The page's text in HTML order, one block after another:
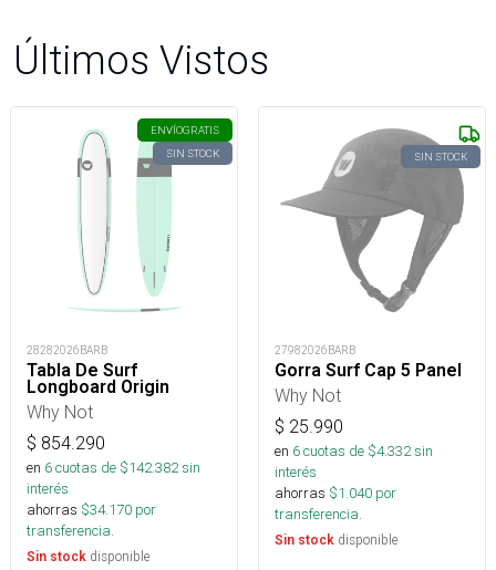
Últimos Vistos
ENVÍOGRATIS
SIN STOCK
28282026BARB
Tabla De Surf
Longboard Origin
Why Not
$ 854.290
en 6cuotas de $142.382sin
interés
ahorras $34.170 por
transferencia.
Sin stock disponible
SIN STOCK
27982026BARB
Gorra Surf Cap 5 Panel
Why Not
$ 25.990
en 6cuotas de $4.332sin
interés
ahorras $1.040 por
transferencia.
Sin stock disponible